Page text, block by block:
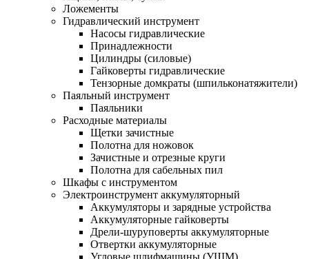
Ложементы
Гидравлический инструмент
Насосы гидравлические
Принадлежности
Цилиндры (силовые)
Гайковерты гидравлические
Тензорные домкраты (шпильконатяжители)
Паяльный инструмент
Паяльники
Расходные материалы
Щетки зачистные
Полотна для ножовок
Зачистные и отрезные круги
Полотна для сабельных пил
Шкафы с инструментом
Электроинструмент аккумуляторный
Аккумуляторы и зарядные устройства
Аккумуляторные гайковерты
Дрели-шуруповерты аккумуляторные
Отвертки аккумуляторные